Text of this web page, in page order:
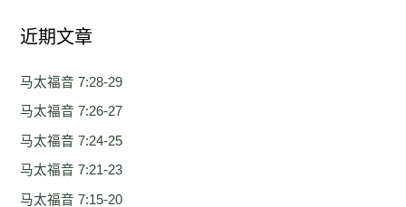
近期文章
马太福音 7:28-29
马太福音 7:26-27
马太福音 7:24-25
马太福音 7:21-23
马太福音 7:15-20